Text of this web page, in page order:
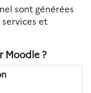
sont générées
et
Moodle ?